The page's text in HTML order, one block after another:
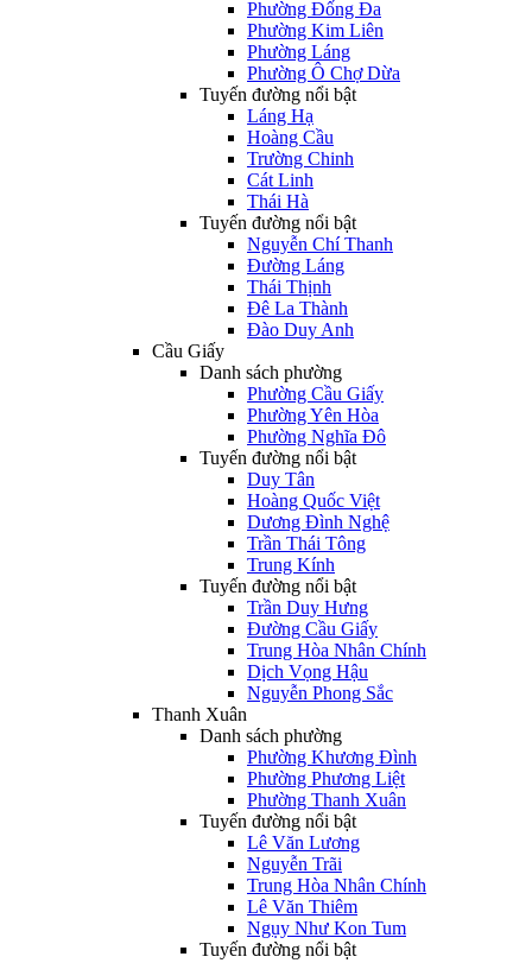
Phường Đống Đa
Phường Kim Liên
Phường Láng
Phường Ô Chợ Dừa
Tuyến đường nổi bật
Láng Hạ
Hoàng Cầu
Trường Chinh
Cát Linh
Thái Hà
Tuyến đường nổi bật
Nguyễn Chí Thanh
Đường Láng
Thái Thịnh
Đê La Thành
Đào Duy Anh
Cầu Giấy
Danh sách phường
Phường Cầu Giấy
Phường Yên Hòa
Phường Nghĩa Đô
Tuyến đường nổi bật
Duy Tân
Hoàng Quốc Việt
Dương Đình Nghệ
Trần Thái Tông
Trung Kính
Tuyến đường nổi bật
Trần Duy Hưng
Đường Cầu Giấy
Trung Hòa Nhân Chính
Dịch Vọng Hậu
Nguyễn Phong Sắc
Thanh Xuân
Danh sách phường
Phường Khương Đình
Phường Phương Liệt
Phường Thanh Xuân
Tuyến đường nổi bật
Lê Văn Lương
Nguyễn Trãi
Trung Hòa Nhân Chính
Lê Văn Thiêm
Ngụy Như Kon Tum
Tuyến đường nổi bật